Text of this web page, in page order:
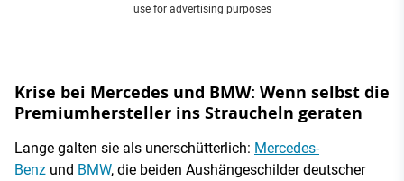
use for advertising purposes
Krise bei Mercedes und BMW: Wenn selbst die
Premiumhersteller ins Straucheln geraten
Lange galten sie als unerschütterlich: Mercedes-
Benz und BMW, die beiden Aushängeschilder deutscher